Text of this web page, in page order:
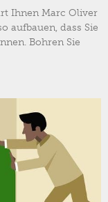
Ihnen Marc Oliver
aufbauen, dass Sie
Bohren Sie